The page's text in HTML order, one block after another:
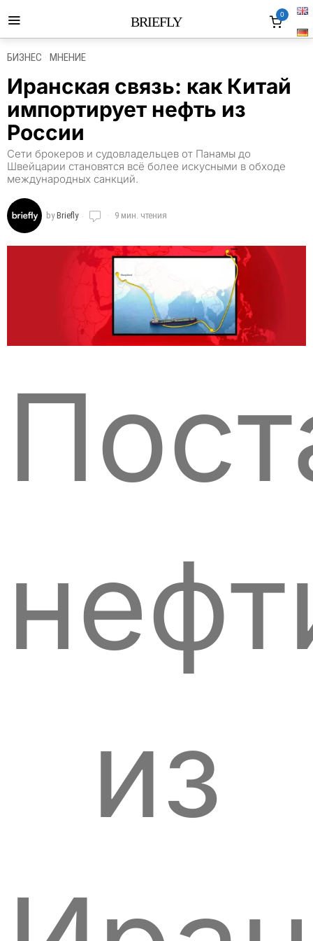
BRIEFLY 0
БИЗНЕС · МНЕНИЕ
Иранская связь: как Китай
импортирует нефть из
России
Сети брокеров и судовладельцев от Панамы до
Швейцарии становятся всё более искусными в обходе
международных санкций.
byBriefly 9 мин. чтения
из